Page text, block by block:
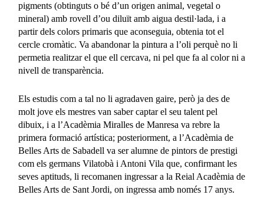
pigments (obtinguts o bé d’un origen animal, vegetal o
mineral) amb rovell d’ou diluït amb aigua destil·lada, i a
partir dels colors primaris que aconseguia, obtenia tot el
cercle cromàtic. Va abandonar la pintura a l’oli perquè no li
permetia realitzar el que ell cercava, ni pel que fa al color ni a
nivell de transparència.
Els estudis com a tal no li agradaven gaire, però ja des de
molt jove els mestres van saber captar el seu talent pel
dibuix, i a l’Acadèmia Miralles de Manresa va rebre la
primera formació artística; posteriorment, a l’Acadèmia de
Belles Arts de Sabadell va ser alumne de pintors de prestigi
com els germans Vilatobà i Antoni Vila que, confirmant les
seves aptituds, li recomanen ingressar a la Reial Acadèmia de
Belles Arts de Sant Jordi, on ingressa amb només 17 anys.